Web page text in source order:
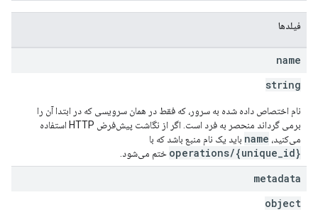
فیلدها
name
string
نام اختصاص داده شده به سرور، که فقط در همان سرویسی که در ابتدا آن را
برمی گرداند منحصر به فرد است. اگر از نگاشت پیش‌فرض HTTP استفاده
می‌کنید، name باید یک نام منبع باشد که با
operations/{unique_id} ختم می‌شود.
metadata
object